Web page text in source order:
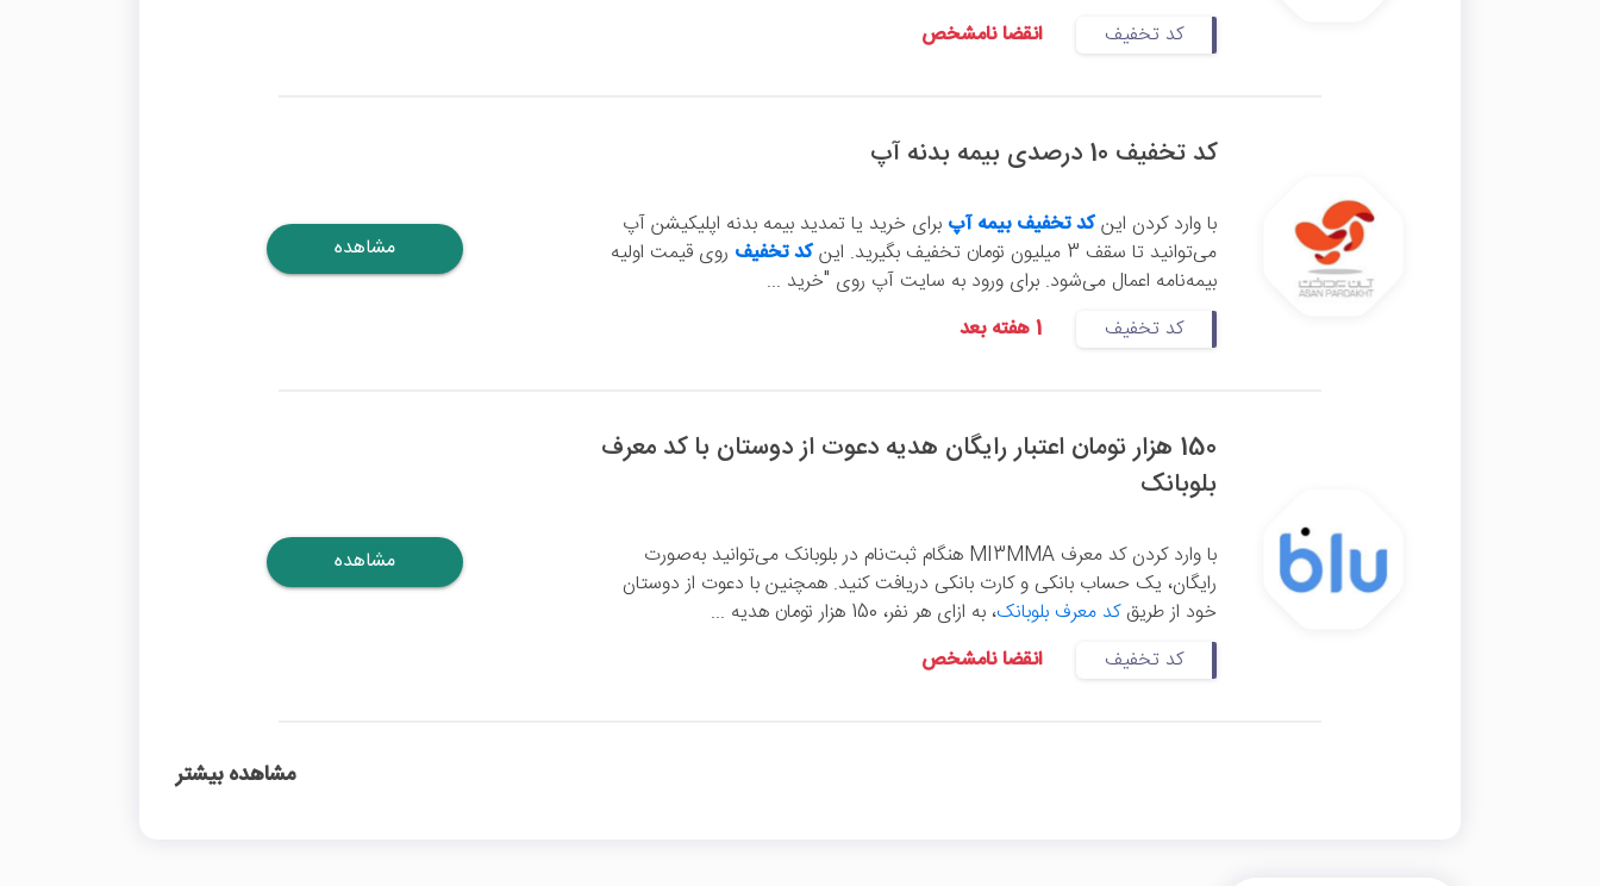
کد تخفیف
انقضا نامشخص
کد تخفیف 10 درصدی بیمه بدنه آپ
با وارد کردن اینکد تخفیف بیمه آپ برای خرید یا تمدید بیمه بدنه اپلیکیشن آپ
می‌توانید تا سقف 3 میلیون تومان تخفیف بگیرید. این
کد تخفیف روی قیمت اولیه
بیمه‌نامه اعمال می‌شود. برای ورود به سایت آپ روی "خرید ...
کد تخفیف
1 هفته بعد
مشاهده
150 هزار تومان اعتبار رایگان هدیه دعوت از دوستان با کد معرف
بلوبانک
با وارد کردن کد معرف MI3MMA هنگام ثبت‌نام در بلوبانک می‌توانید به‌صورت
رایگان، یک حساب بانکی و کارت بانکی دریافت کنید. همچنین با دعوت از دوستان
خود از طریقکد معرف بلوبانک، به ازای هر نفر، 150 هزار تومان هدیه ...
کد تخفیف
انقضا نامشخص
مشاهده
مشاهده بیشتر